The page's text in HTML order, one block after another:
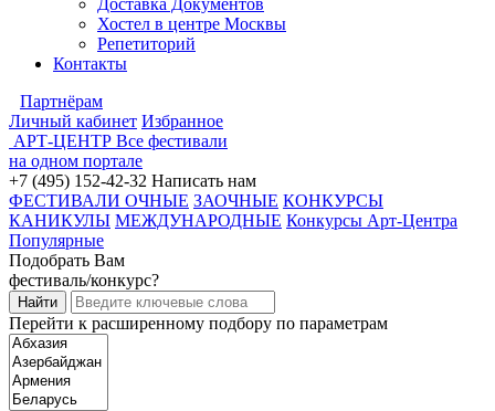
Доставка Документов
Хостел в центре Москвы
Репетиторий
Контакты
Партнёрам
Личный кабинет Избранное
АРТ-ЦЕНТР Все фестивали
на одном портале
+7 (495) 152-42-32 Написать нам
ФЕСТИВАЛИ ОЧНЫЕ ЗАОЧНЫЕ КОНКУРСЫ
КАНИКУЛЫ МЕЖДУНАРОДНЫЕ Конкурсы Арт-Центра
Популярные
Подобрать Вам
фестиваль/конкурс?
Перейти к расширенному подбору по параметрам